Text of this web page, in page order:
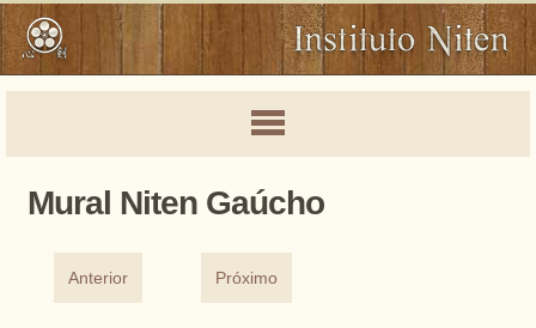
Mural Niten Gaúcho
Anterior Próximo